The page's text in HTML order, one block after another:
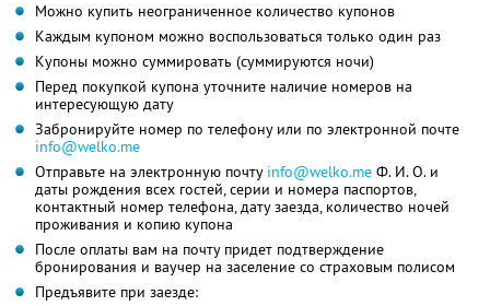
Можно купить неограниченное количество купонов
Каждым купоном можно воспользоваться только один раз
Купоны можно суммировать (суммируются ночи)
Перед покупкой купона уточните наличие номеров на
интересующую дату
Забронируйте номер по телефону или по электронной почте
info@welko.me
Отправьте на электронную почту info@welko.me Ф. И. О.и
даты рождения всех гостей, серии и номера паспортов,
контактный номер телефона, дату заезда, количество ночей
проживания и копию купона
После оплаты вам на почту придет подтверждение
бронирования и ваучер на заселение со страховым полисом
Предъявите при заезде: